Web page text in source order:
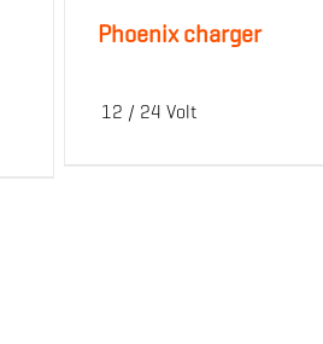
Phoenix charger
12 / 24 Volt